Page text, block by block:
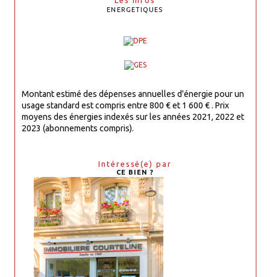
ENERGETIQUES
Montant estimé des dépenses annuelles d'énergie pour un
usage standard est compris entre 800 € et 1 600 € . Prix
moyens des énergies indexés sur les années 2021, 2022 et
2023 (abonnements compris).
Intéressé(e) par
CE BIEN ?